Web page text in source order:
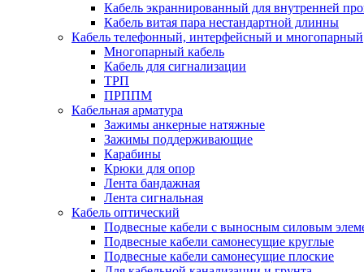
Кабель экраннированный для внутренней
Кабель витая пара нестандартной длинны
Кабель телефонный, интерфейсный и многопарный
Многопарный кабель
Кабель для сигнализации
ТРП
ПРППМ
Кабельная арматура
Зажимы анкерные натяжные
Зажимы поддерживающие
Карабины
Крюки для опор
Лента бандажная
Лента сигнальная
Кабель оптический
Подвесные кабели с выносным силовым
Подвесные кабели самонесущие круглые
Подвесные кабели самонесущие плоские